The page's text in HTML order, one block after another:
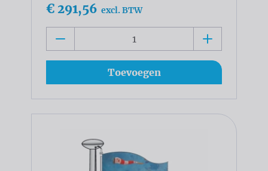
€ 291,56 excl. BTW
Toevoegen